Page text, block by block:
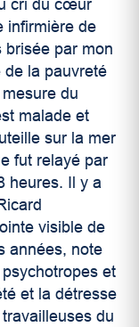
cri du cœur
infirmière de
brisée par mon
la pauvreté
du
malade et
sur la mer
fut relayé par
heures. Il y a
visible de
années, note
et
et la détresse
du